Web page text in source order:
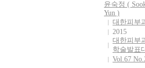
윤숙정 (
Yun )
대한피부
2015
대한피부
학술발표
Vol.67